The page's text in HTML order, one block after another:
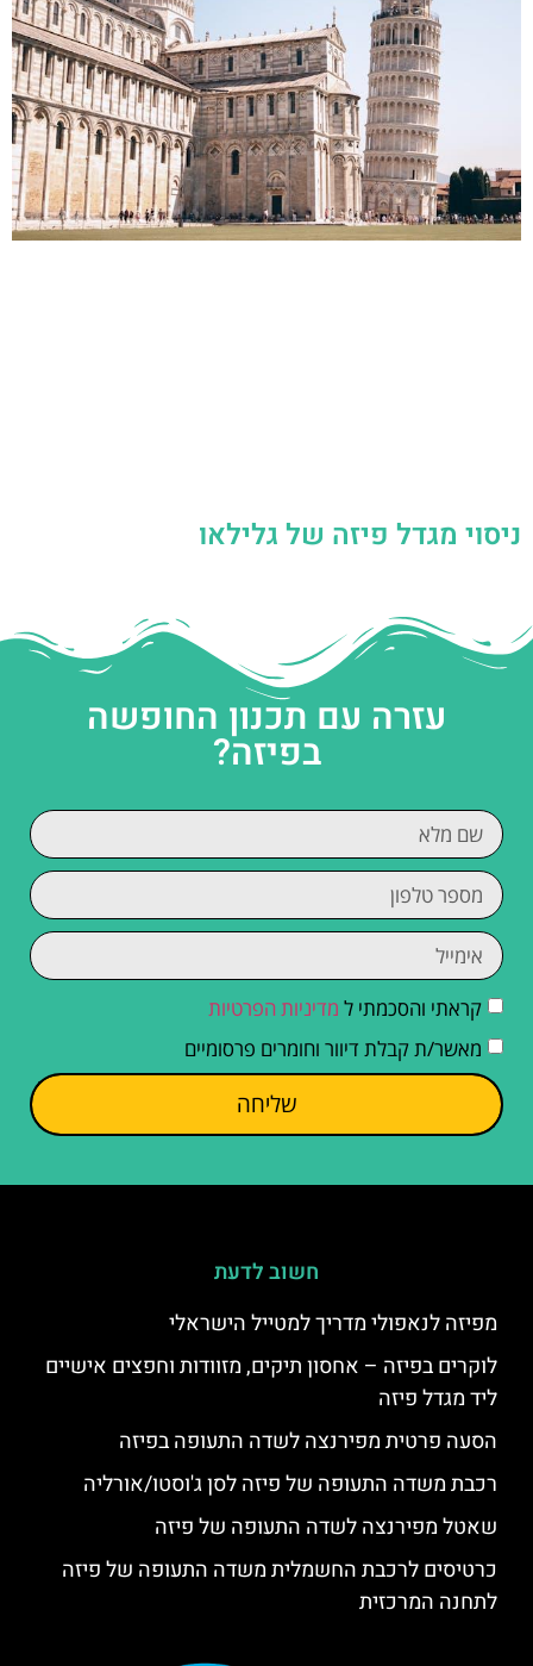
ניסוי מגדל פיזה של גלילאו
עזרה עם תכנון החופשה
בפיזה?
קראתי והסכמתי ל מדיניות הפרטיות
מאשר/ת קבלת דיוור וחומרים פרסומיים
שליחה
חשוב לדעת
מפיזה לנאפולי מדריך למטייל הישראלי
לוקרים בפיזה – אחסון תיקים, מזוודות וחפצים אישיים
ליד מגדל פיזה
הסעה פרטית מפירנצה לשדה התעופה בפיזה
רכבת משדה התעופה של פיזה לסן ג'וסטו/אורליה
שאטל מפירנצה לשדה התעופה של פיזה
כרטיסים לרכבת החשמלית משדה התעופה של פיזה
לתחנה המרכזית